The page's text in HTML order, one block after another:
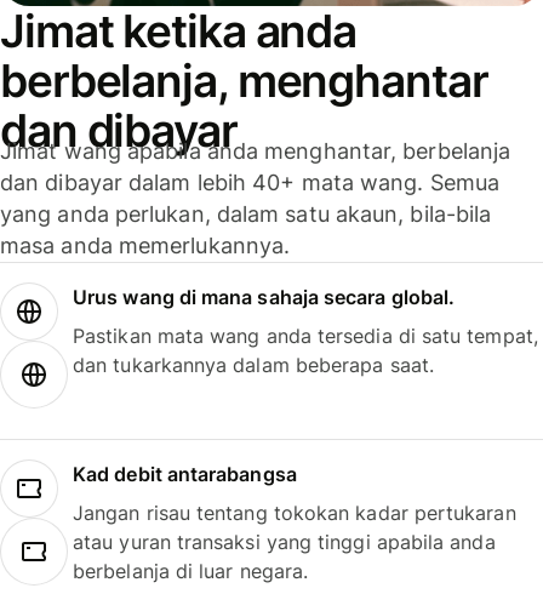
Jimat ketika anda
berbelanja, menghantar
dan dibayar
Jimat wang apabila anda menghantar, berbelanja
dan dibayar dalam lebih 40+ mata wang. Semua
yang anda perlukan, dalam satu akaun, bila-bila
masa anda memerlukannya.
Urus wang di mana sahaja secara global.
Pastikan mata wang anda tersedia di satu tempat,
dan tukarkannya dalam beberapa saat.
Kad debit antarabangsa
Jangan risau tentang tokokan kadar pertukaran
atau yuran transaksi yang tinggi apabila anda
berbelanja di luar negara.